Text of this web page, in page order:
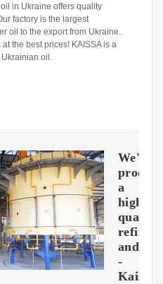
in Ukraine offers quality
factory is the largest
oil to the export from Ukraine.
the best prices! KAISSA is a
oil.
We're
a
high
quality
refined
and
-